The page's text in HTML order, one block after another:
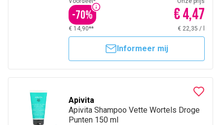
-70% € 4,47
€ 14,90** € 22,35 /
Informeer mij
Apivita
Apivita Shampoo Vette Wortels Droge
Punten 150 ml